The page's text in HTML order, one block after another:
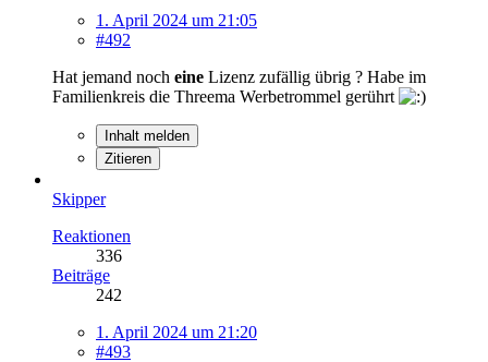
1. April 2024 um 21:05
#492
Hat jemand noch eine Lizenz zufällig übrig ? Habe im
Familienkreis die Threema Werbetrommel gerührt
Inhalt melden
Zitieren
Skipper
Reaktionen
336
Beiträge
242
1. April 2024 um 21:20
#493